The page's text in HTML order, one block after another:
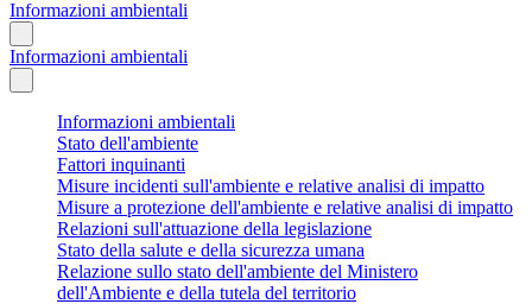
Informazioni ambientali
Informazioni ambientali
Informazioni ambientali
Stato dell'ambiente
Fattori inquinanti
Misure incidenti sull'ambiente e relative analisi di impatto
Misure a protezione dell'ambiente e relative analisi di impatto
Relazioni sull'attuazione della legislazione
Stato della salute e della sicurezza umana
Relazione sullo stato dell'ambiente del Ministero
dell'Ambiente e della tutela del territorio